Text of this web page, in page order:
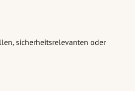
sicherheitsrelevanten oder